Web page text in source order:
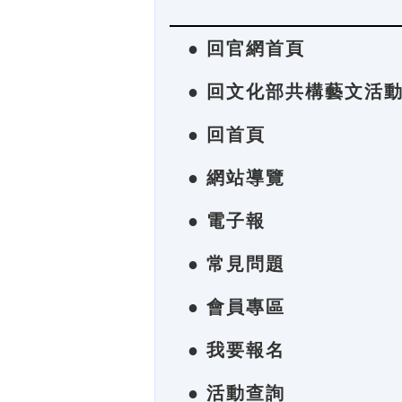
● 回官網首頁
● 回文化部共構藝文活
● 回首頁
● 網站導覽
● 電子報
● 常見問題
● 會員專區
● 我要報名
● 活動查詢